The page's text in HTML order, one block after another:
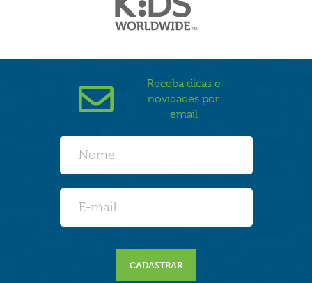
Receba dicas e
novidades por
email
CADASTRAR